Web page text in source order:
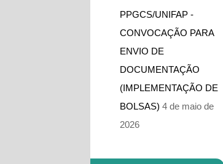
PPGCS/UNIFAP -​
CONVOCAÇÃO PARA
ENVIO DE
DOCUMENTAÇÃO
(IMPLEMENTAÇÃO DE
BOLSAS) 4 de maio de
2026